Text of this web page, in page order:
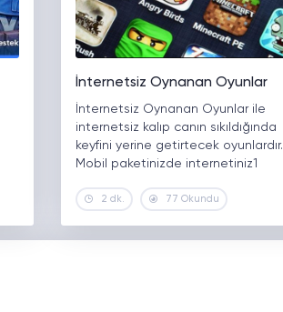
İnternetsiz Oynanan Oyunlar
İnternetsiz Oynanan Oyunlar ile
internetsiz kalıp canın sıkıldığında
keyfini yerine getirtecek oyunlardır.
Mobil paketinizde internetiniz1
2 dk. 77 Okundu